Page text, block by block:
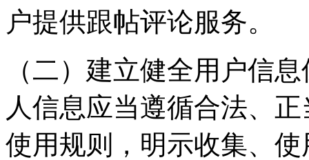
户提供跟帖评论服务。
（二）建立健全用户信
人信息应当遵循合法、
使用规则，明示收集、